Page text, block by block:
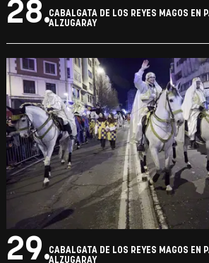
28.CABALGATA DE LOS REYES MAGOS EN
ALZUGARAY